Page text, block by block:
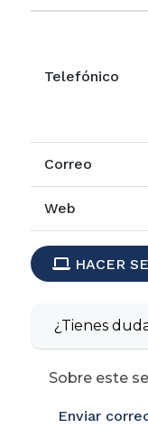
Telefónico
Correo
Web
ICON
HACER
¿Tienes
Sobre este
icon
Enviar